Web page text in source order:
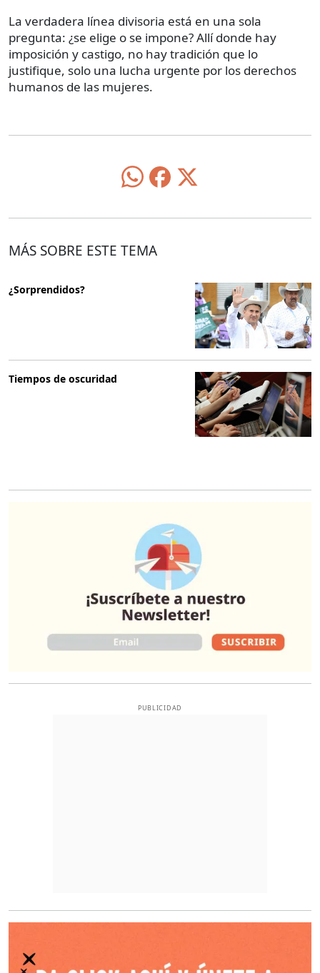
La verdadera línea divisoria está en una sola
pregunta: ¿se elige o se impone? Allí donde hay
imposición y castigo, no hay tradición que lo
justifique, solo una lucha urgente por los derechos
humanos de las mujeres.
MÁS SOBRE ESTE TEMA
¿Sorprendidos?
Tiempos de oscuridad
PUBLICIDAD